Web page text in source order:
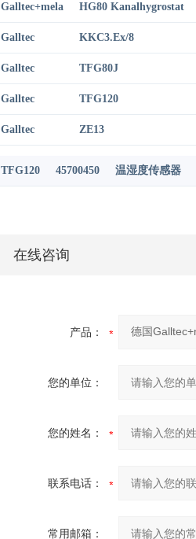
Galltec+mela HG80 Kanalhygrostat
Galltec KKC3.Ex/8
Galltec TFG80J
Galltec TFG120
Galltec ZE13
TFG120 45700450 温湿度传感器
在线咨询
产品：
您的单位：
您的姓名：
联系电话：
常用邮箱：